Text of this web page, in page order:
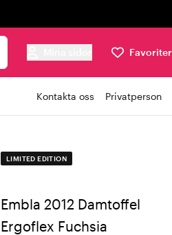
Favoriter
Kontakta oss Privatperson
LIMITED EDITION
Embla 2012 Damtoffel
Ergoflex Fuchsia